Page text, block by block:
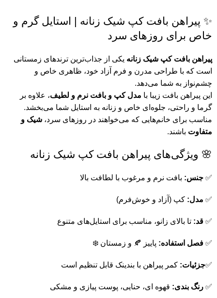
✨ پیراهن بافت کپ شیک زنانه | استایل گرم و
خاص برای روزهای سرد
پیراهن بافت کپ شیک زنانه یکی از جذاب‌ترین ترندهای زمستانی
است که با طراحی مدرن و فرم آزاد خود، ظاهری خاص و
چشم‌نواز به شما می‌دهد.
این پیراهن بافت زیبا با مدل کپ و بافت نرم و لطیف، علاوه بر
گرما و راحتی، جلوه‌ای خاص و زنانه به استایل شما می‌بخشد.
مناسب برای خانم‌هایی که می‌خواهند در روزهای سرد، شیک و
متفاوت باشند.
🌸 ویژگی‌های پیراهن بافت کپ شیک زنانه
✅ جنس: بافت نرم و مرغوب با لطافت بالا
✅ مدل: کپ (آزاد و خوش‌فرم)
✅ قد: تا بالای زانو، مناسب برای استایل‌های متنوع
✅ فصل استفاده: پاییز 🍂 و زمستان ❄️
✅جزئیات: کمر پیراهن با بندینک قابل تنظیم است
✅ رنگ بندی: قهوه ای، حنایی، پوست پیازی و مشکی